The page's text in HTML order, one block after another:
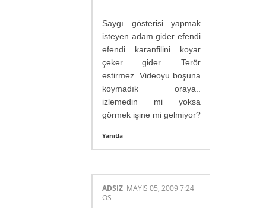
Saygı gösterisi yapmak
isteyen adam gider efendi
efendi karanfilini koyar
çeker gider. Terör
estirmez. Videoyu boşuna
koymadık oraya..
izlemedin mi yoksa
görmek işine mi gelmiyor?
Yanıtla
ADSIZ MAYIS 05, 2009 7:24
ÖS